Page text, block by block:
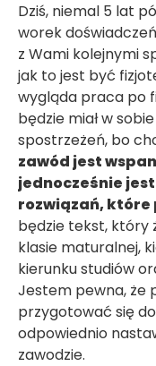
Dziś, niemal 5 lat
worek
z Wami kolejnymi
jak to jest być
wygląda praca po
będzie miał w
spostrzeżeń, bo
zawód jest
jednocześnie
rozwiązań, które
będzie tekst, który
klasie maturalnej,
kierunku studiów
Jestem pewna, że
przygotować się
odpowiednio
zawodzie.